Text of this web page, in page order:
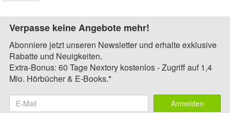
Verpasse keine Angebote mehr!
Abonniere jetzt unseren Newsletter und erhalte exklusive
Rabatte und Neuigkeiten.
Extra-Bonus: 60 Tage Nextory kostenlos - Zugriff auf 1,4
Mio. Hörbücher & E-Books.*
Anmelden